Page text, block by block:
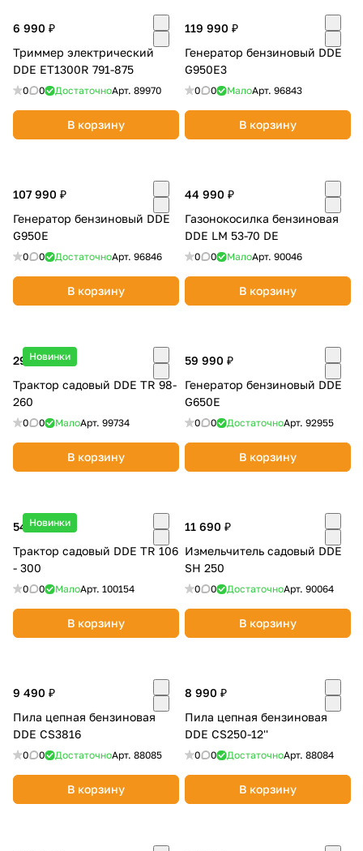
6 990 ₽
Триммер электрический
DDE ET1300R 791-875
0 0 ДостаточноАрт. 89970
В корзину
119 990 ₽
Генератор бензиновый DDE
G950E3
0 0 МалоАрт. 96843
В корзину
107 990 ₽
Генератор бензиновый DDE
G950E
0 0 ДостаточноАрт. 96846
В корзину
44 990 ₽
Газонокосилка бензиновая
DDE LM 53-70 DE
0 0 МалоАрт. 90046
В корзину
Новинки
299 990 ₽
Трактор садовый DDE TR 98-
260
0 0 МалоАрт. 99734
В корзину
59 990 ₽
Генератор бензиновый DDE
G650E
0 0 ДостаточноАрт. 92955
В корзину
Новинки
549 990 ₽
Трактор садовый DDE TR 106
- 300
0 0 МалоАрт. 100154
В корзину
11 690 ₽
Измельчитель садовый DDE
SH 250
0 0 ДостаточноАрт. 90064
В корзину
9 490 ₽
Пила цепная бензиновая
DDE CS3816
0 0 ДостаточноАрт. 88085
В корзину
8 990 ₽
Пила цепная бензиновая
DDE CS250-12''
0 0 ДостаточноАрт. 88084
В корзину